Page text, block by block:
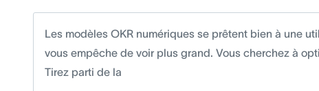
Les modèles OKR numériques se prêtent bien à une
vous empêche de voir plus grand. Vous cherchez à
Tirez parti de la